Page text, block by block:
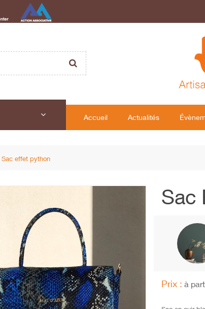
Accueil Actualités
Sac effet python
Sac
Prix : à